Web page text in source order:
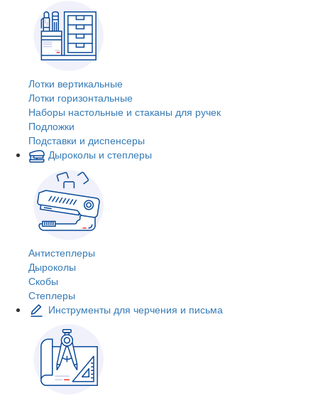
Лотки вертикальные
Лотки горизонтальные
Наборы настольные и стаканы для ручек
Подложки
Подставки и диспенсеры
Дыроколы и степлеры
Антистеплеры
Дыроколы
Скобы
Степлеры
Инструменты для черчения и письма